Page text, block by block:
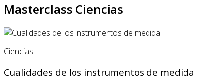
Masterclass Ciencias
Ciencias
Cualidades de los instrumentos de medida